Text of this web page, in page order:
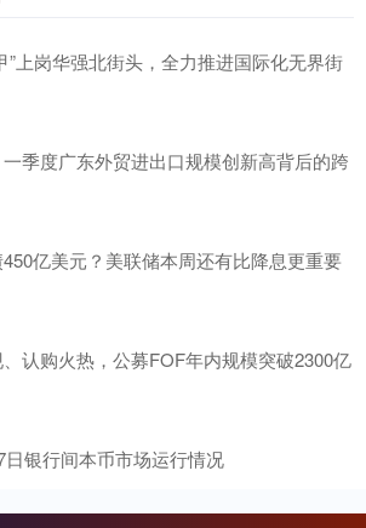
”上岗华强北街头，全力推进国际化无界街
季度广东外贸进出口规模创新高背后的跨
亿美元？美联储本周还有比降息更重要
认购火热，公募FOF年内规模突破2300亿
银行间本币市场运行情况